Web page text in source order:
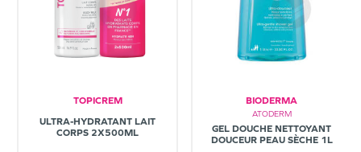
TOPICREM
ULTRA-HYDRATANT LAIT
CORPS 2X500ML
BIODERMA
ATODERM
GEL DOUCHE NETTOYANT
DOUCEUR PEAU SÈCHE 1L